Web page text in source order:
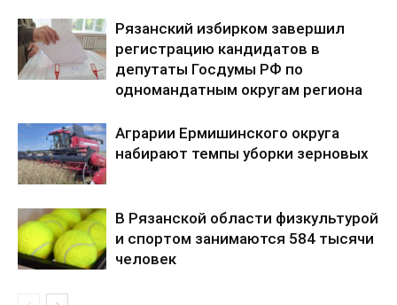
Рязанский избирком завершил
регистрацию кандидатов в
депутаты Госдумы РФ по
одномандатным округам региона
Аграрии Ермишинского округа
набирают темпы уборки зерновых
В Рязанской области физкультурой
и спортом занимаются 584 тысячи
человек